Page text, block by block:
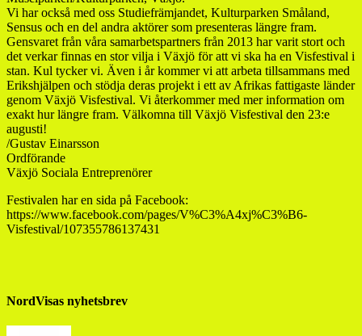
Vi har också med oss Studiefrämjandet, Kulturparken Småland,
Sensus och en del andra aktörer som presenteras längre fram.
Gensvaret från våra samarbetspartners från 2013 har varit stort och
det verkar finnas en stor vilja i Växjö för att vi ska ha en Visfestival i
stan. Kul tycker vi. Även i år kommer vi att arbeta tillsammans med
Erikshjälpen och stödja deras projekt i ett av Afrikas fattigaste länder
genom Växjö Visfestival. Vi återkommer med mer information om
exakt hur längre fram. Välkomna till Växjö Visfestival den 23:e
augusti!
/Gustav Einarsson
Ordförande
Växjö Sociala Entreprenörer
Festivalen har en sida på Facebook:
https://www.facebook.com/pages/V%C3%A4xj%C3%B6-
Visfestival/107355786137431
NordVisas nyhetsbrev